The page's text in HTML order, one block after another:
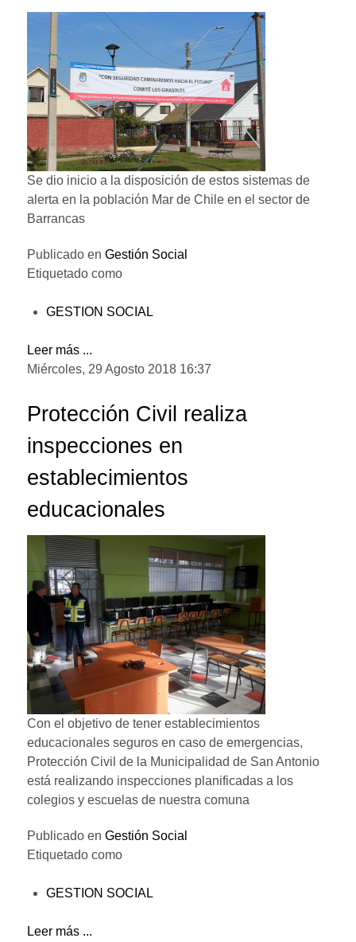
Se dio inicio a la disposición de estos sistemas de
alerta en la población Mar de Chile en el sector de
Barrancas
Publicado en Gestión Social
Etiquetado como
GESTION SOCIAL
Leer más ...
Miércoles, 29 Agosto 2018 16:37
Protección Civil realiza
inspecciones en
establecimientos
educacionales
Con el objetivo de tener establecimientos
educacionales seguros en caso de emergencias,
Protección Civil de la Municipalidad de San Antonio
está realizando inspecciones planificadas a los
colegios y escuelas de nuestra comuna
Publicado en Gestión Social
Etiquetado como
GESTION SOCIAL
Leer más ...